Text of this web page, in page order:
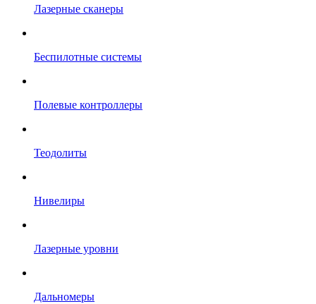
Лазерные сканеры
Беспилотные системы
Полевые контроллеры
Теодолиты
Нивелиры
Лазерные уровни
Дальномеры